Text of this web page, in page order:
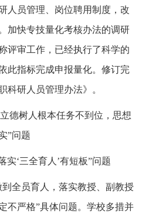
人员管理、岗位聘用制度，改
加快专技量化考核办法的调研
评审工作，已经执行了科学的
此指标完成申报量化。修订完
科研人员管理办法》。
德树人根本任务不到位，思想
”问题
实‘三全育人’有短板”问题
到全员育人，落实教授、副教授
不严格”具体问题。学校多措并